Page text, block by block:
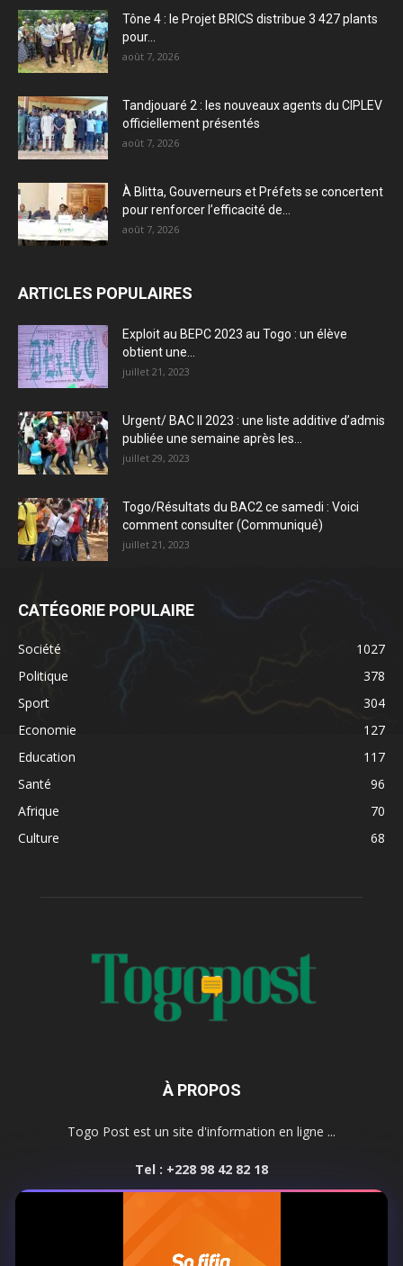
Tône 4 : le Projet BRICS distribue 3 427 plants
pour...
août 7, 2026
Tandjouaré 2 : les nouveaux agents du CIPLEV
officiellement présentés
août 7, 2026
À Blitta, Gouverneurs et Préfets se concertent
pour renforcer l’efficacité de...
août 7, 2026
ARTICLES POPULAIRES
Exploit au BEPC 2023 au Togo : un élève
obtient une...
juillet 21, 2023
Urgent/ BAC II 2023 : une liste additive d’admis
publiée une semaine après les...
juillet 29, 2023
Togo/Résultats du BAC2 ce samedi : Voici
comment consulter (Communiqué)
juillet 21, 2023
CATÉGORIE POPULAIRE
Société
1027
Politique
378
Sport
304
Economie
127
Education
117
Santé
96
Afrique
70
Culture
68
À PROPOS
Togo Post est un site d'information en ligne ...
Tel : +228 98 42 82 18